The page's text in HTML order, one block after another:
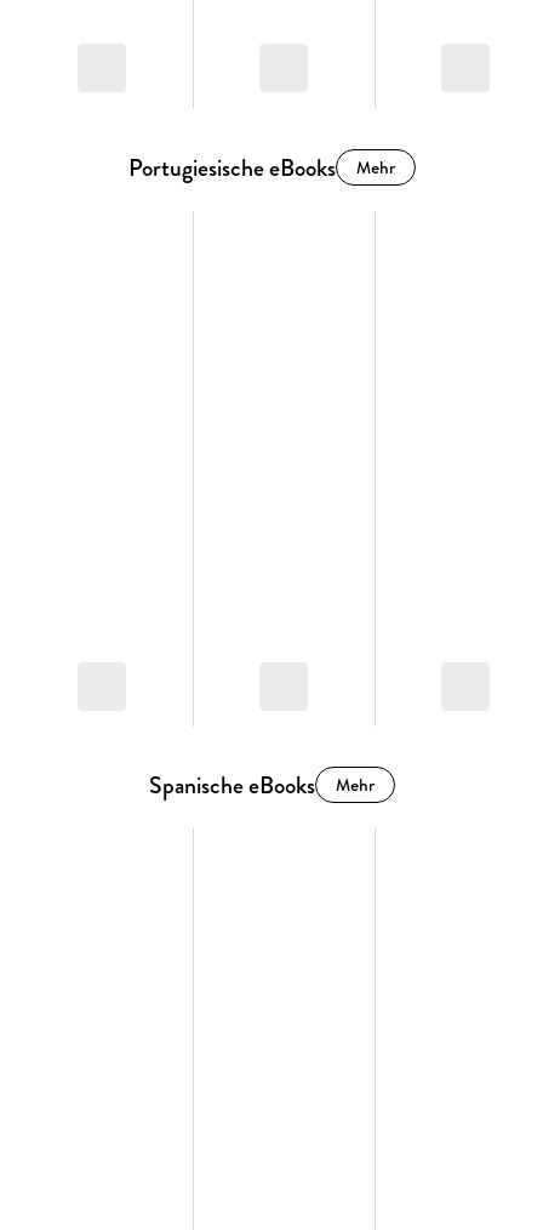
Portugiesische eBooks Mehr
Spanische eBooks Mehr